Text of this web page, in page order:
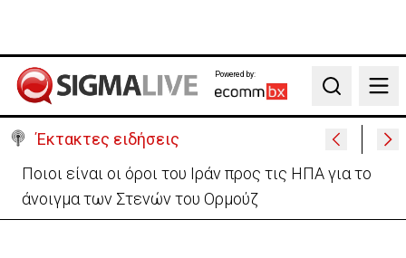
Powered by:
Search
Έκτακτες ειδήσεις
Υψηλές οι θερμοκρασίες με αυξημένη υγρασία
-«Στα παράλια είναι δύσκολα»